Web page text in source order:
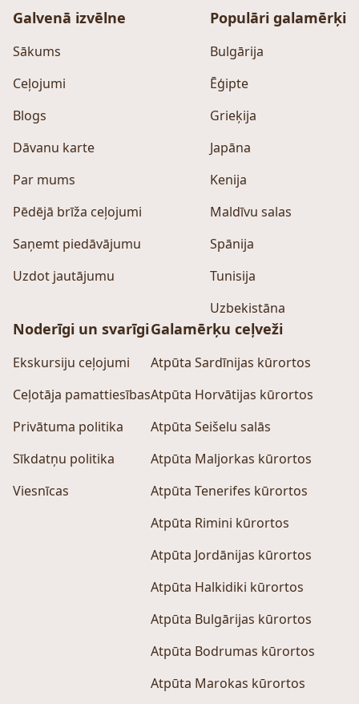
Galvenā izvēlne
Sākums
Ceļojumi
Blogs
Dāvanu karte
Par mums
Pēdējā brīža ceļojumi
Saņemt piedāvājumu
Uzdot jautājumu
Populāri galamērķi
Bulgārija
Ēģipte
Grieķija
Japāna
Kenija
Maldīvu salas
Spānija
Tunisija
Uzbekistāna
Noderīgi un svarīgi
Ekskursiju ceļojumi
Ceļotāja pamattiesības
Privātuma politika
Sīkdatņu politika
Viesnīcas
Galamērķu ceļveži
Atpūta Sardīnijas kūrortos
Atpūta Horvātijas kūrortos
Atpūta Seišelu salās
Atpūta Maljorkas kūrortos
Atpūta Tenerifes kūrortos
Atpūta Rimini kūrortos
Atpūta Jordānijas kūrortos
Atpūta Halkidiki kūrortos
Atpūta Bulgārijas kūrortos
Atpūta Bodrumas kūrortos
Atpūta Marokas kūrortos